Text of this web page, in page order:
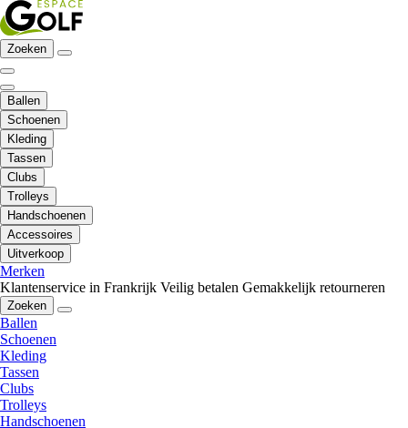
Zoeken
Ballen
Schoenen
Kleding
Tassen
Clubs
Trolleys
Handschoenen
Accessoires
Uitverkoop
Merken
Klantenservice in Frankrijk Veilig betalen Gemakkelijk retourneren
Zoeken
Ballen
Schoenen
Kleding
Tassen
Clubs
Trolleys
Handschoenen